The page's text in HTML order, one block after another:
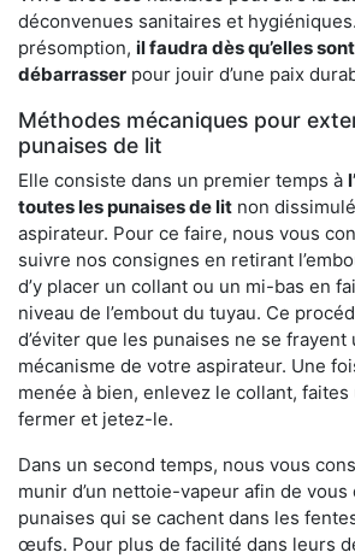
déconvenues sanitaires et
présomption, il faudra dès qu’elles
débarrasser pour jouir d’une paix
Méthodes mécaniques pour
punaises de lit
Elle consiste dans un premier temps à
toutes les punaises de lit non
aspirateur. Pour ce faire, nous vous
suivre nos consignes en retirant
d’y placer un collant ou un mi-bas en
niveau de l’embout du tuyau. Ce
d’éviter que les punaises ne se frayent
mécanisme de votre aspirateur. Une
menée à bien, enlevez le collant,
fermer et jetez-le.
Dans un second temps, nous vous
munir d’un nettoie-vapeur afin de
punaises qui se cachent dans les
œufs. Pour plus de facilité dans leurs